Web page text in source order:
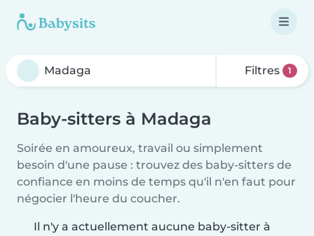
Filtres 1
Baby-sitters à Madaga
Soirée en amoureux, travail ou simplement
besoin d'une pause : trouvez des baby-sitters de
confiance en moins de temps qu'il n'en faut pour
négocier l'heure du coucher.
Il n'y a actuellement aucune baby-sitter à